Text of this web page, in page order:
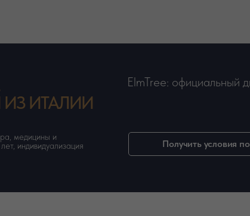
ElmTree: официальный
медицины и
индивидуализация
ИТАЛИИ
Получить условия